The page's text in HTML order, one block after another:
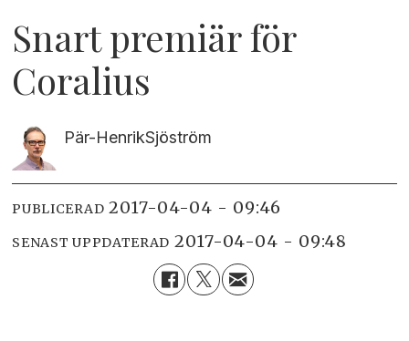
Snart premiär för
Coralius
Pär-HenrikSjöström
PUBLICERAD 2017-04-04 - 09:46
SENAST UPPDATERAD 2017-04-04 - 09:48